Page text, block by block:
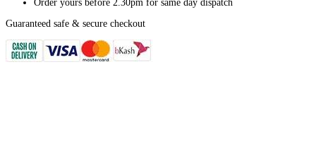
Order yours before 2.30pm for same day dispatch
Guaranteed safe & secure checkout